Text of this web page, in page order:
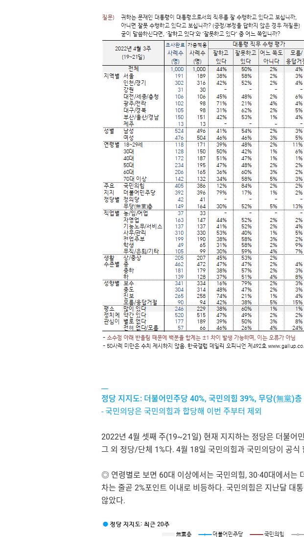
정당 지지도: 더불어민주당 40%, 국민의힘 39%, 무당(無黨)층
- 국민의당은 국민의힘과 합당해 이번 주부터 제외
2022년 4월 셋째 주(19~21일) 현재 지지하는 정당은 더불어
그 외 정당/단체 1%다. 4월 18일 국민의힘과 국민의당이 공
◎ 연령별로 보면 60대 이상에서는 국민의힘, 30·40대에서는
차는 줄곧 2%포인트 이내로 비등하다. 국민의힘은 지난달 대
않았다.